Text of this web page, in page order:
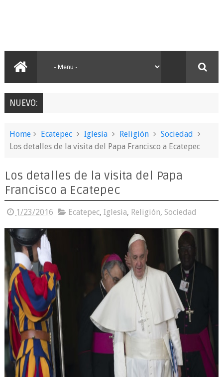
NUEVO:
Home Ecatepec Iglesia Religión
Sociedad
Los detalles de la visita del Papa Francisco a Ecatepec
Los detalles de la visita del Papa
Francisco a Ecatepec
1/23/2016 Ecatepec, Iglesia, Religión, Sociedad